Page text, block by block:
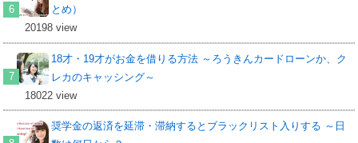
とめ）
20198 view
18才・19才がお金を借りる方法 ～ろうきんカードローンか、ク
レカのキャッシング～
18022 view
奨学金の返済を延滞・滞納するとブラックリスト入りする ～日